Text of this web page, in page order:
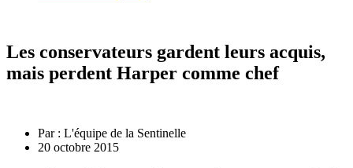
Les conservateurs gardent leurs acquis,
mais perdent Harper comme chef
Par : L'équipe de la Sentinelle
20 octobre 2015